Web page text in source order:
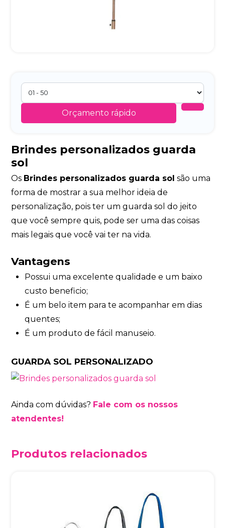
Orçamento rápido
Brindes personalizados guarda
sol
Os Brindes personalizados guarda sol são uma
forma de mostrar a sua melhor ideia de
personalização, pois ter um guarda sol do jeito
que você sempre quis, pode ser uma das coisas
mais legais que você vai ter na vida.
Vantagens
Possui uma excelente qualidade e um baixo
custo beneficio;
É um belo item para te acompanhar em dias
quentes;
É um produto de fácil manuseio.
GUARDA SOL PERSONALIZADO
Ainda com dúvidas? Fale com os nossos
atendentes!
Produtos relacionados